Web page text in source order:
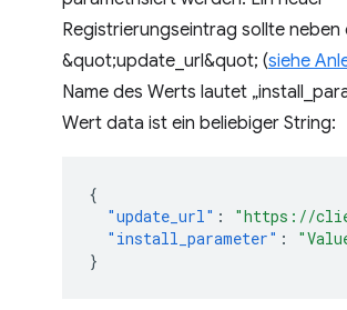
Registrierungseintrag sollte neben
&quot;update_url&quot; (siehe
Name des Werts lautet
Wert data ist ein beliebiger String:
{
"update_url" :
"https://
"install_parameter" :
}